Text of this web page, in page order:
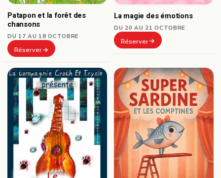
Patapon et la forêt des
chansons
DU 17 AU 18 OCTOBRE
Réserver
La magie des émotions
DU 20 AU 21 OCTOBRE
Réserver